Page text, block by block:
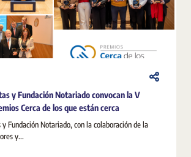
y Fundación Notariado convocan la V
Cerca de los que están cerca
Fundación Notariado, con la colaboración de la
y...